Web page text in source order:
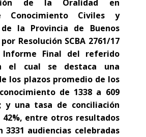
de la Oralidad en
Conocimiento Civiles y
de la Provincia de Buenos
Resolución SCBA 2761/17
Final del referido
el cual se destaca una
los plazos promedio de los
de 1338 a 609
y una tasa de conciliación
entre otros resultados
3331 audiencias celebradas